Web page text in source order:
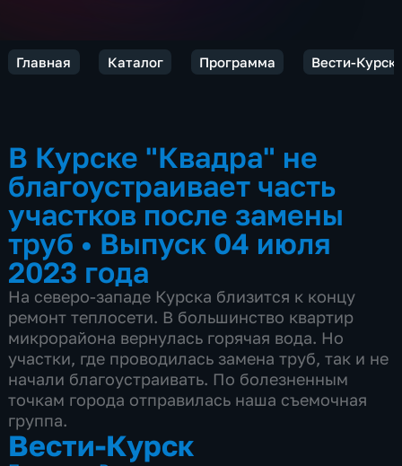
Главная Каталог Программа Вести-Курск
В Курске "Квадра" не
благоустраивает часть
участков после замены
труб • Выпуск 04 июля
2023 года
На северо-западе Курска близится к концу
ремонт теплосети. В большинство квартир
микрорайона вернулась горячая вода. Но
участки, где проводилась замена труб, так и не
начали благоустраивать. По болезненным
точкам города отправилась наша съемочная
группа.
Вести-Курск